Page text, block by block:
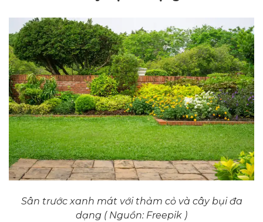
Sân trước xanh mát với thảm cỏ và cây bụi đa
dạng ( Nguồn: Freepik )